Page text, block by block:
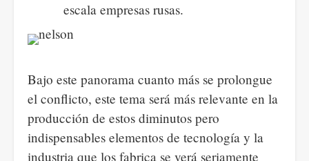
escala empresas rusas.
Bajo este panorama cuanto más se prolongue
el conflicto, este tema será más relevante en la
producción de estos diminutos pero
indispensables elementos de tecnología y la
industria que los fabrica se verá seriamente